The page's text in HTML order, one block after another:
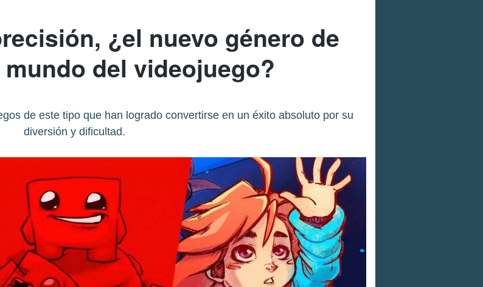
¿el nuevo género de
del videojuego?
de este tipo que han logrado convertirse en un éxito absoluto por su
diversión y dificultad.